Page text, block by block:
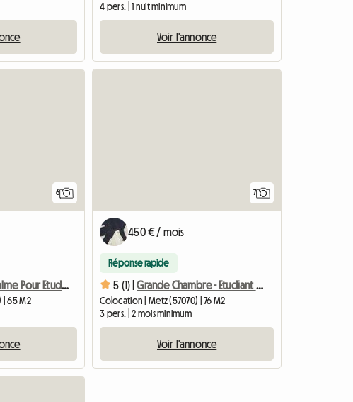
4 pers. | 1 nuit minimum
Voir l'annonce
6
Colocation Calme Pour Etudiant Ou Jeune Travailleur
| 65 M2
7
450 € / mois
Réponse rapide
5 (1) | Grande Chambre - Etudiant Ou Jeune Travailleur - Collocation
Colocation | Metz (57070) | 76 M2
3 pers. | 2 mois minimum
Voir l'annonce